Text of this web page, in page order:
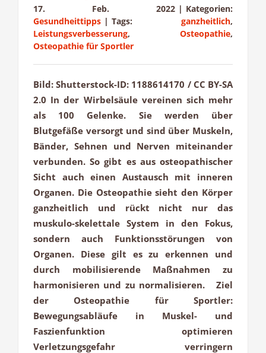
17. Feb. 2022 | Kategorien:
Gesundheittipps | Tags: ganzheitlich,
Leistungsverbesserung, Osteopathie,
Osteopathie für Sportler
Bild: Shutterstock-ID: 1188614170 / CC BY-SA
2.0 In der Wirbelsäule vereinen sich mehr
als 100 Gelenke. Sie werden über
Blutgefäße versorgt und sind über Muskeln,
Bänder, Sehnen und Nerven miteinander
verbunden. So gibt es aus osteopathischer
Sicht auch einen Austausch mit inneren
Organen. Die Osteopathie sieht den Körper
ganzheitlich und rückt nicht nur das
muskulo-skelettale System in den Fokus,
sondern auch Funktionsstörungen von
Organen. Diese gilt es zu erkennen und
durch mobilisierende Maßnahmen zu
harmonisieren und zu normalisieren. Ziel
der Osteopathie für Sportler:
Bewegungsabläufe in Muskel- und
Faszienfunktion optimieren
Verletzungsgefahr verringern